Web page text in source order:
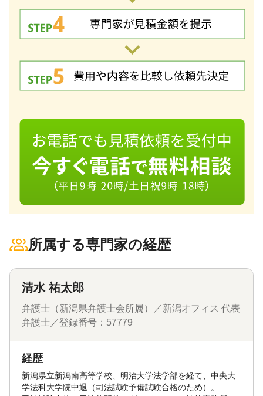
所属する専門家の経歴
清水 祐太郎
弁護士（新潟県弁護士会所属）／新潟オフィス 代表
弁護士／登録番号：57779
経歴
新潟県立新潟南高等学校、明治大学法学部を経て、中央大
学法科大学院中退（司法試験予備試験合格のため）。